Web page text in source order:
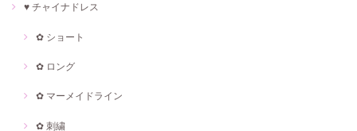
♥ チャイナドレス
✿ ショート
✿ ロング
✿ マーメイドライン
✿ 刺繍